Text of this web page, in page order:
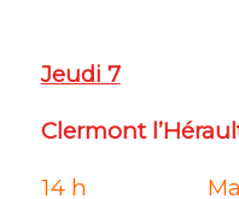
Jeudi 7
Clermont
14 h Marche